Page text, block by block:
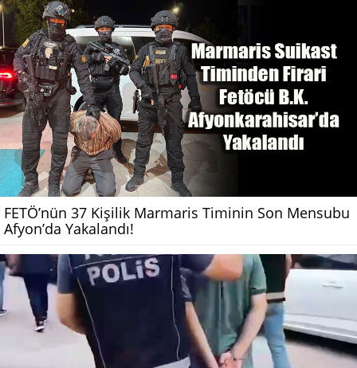
FETÖ’nün 37 Kişilik Marmaris Timinin Son Mensubu
Afyon’da Yakalandı!